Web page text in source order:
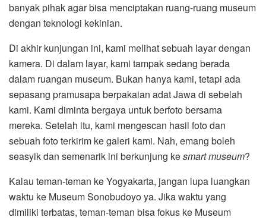
banyak pihak agar bisa menciptakan ruang-ruang museum
dengan teknologi kekinian.
Di akhir kunjungan ini, kami melihat sebuah layar dengan
kamera. Di dalam layar, kami tampak sedang berada
dalam ruangan museum. Bukan hanya kami, tetapi ada
sepasang pramusapa berpakaian adat Jawa di sebelah
kami. Kami diminta bergaya untuk berfoto bersama
mereka. Setelah itu, kami mengescan hasil foto dan
sebuah foto terkirim ke galeri kami. Nah, emang boleh
seasyik dan semenarik ini berkunjung kesmart museum?
Kalau teman-teman ke Yogyakarta, jangan lupa luangkan
waktu ke Museum Sonobudoyo ya. Jika waktu yang
dimiliki terbatas, teman-teman bisa fokus ke Museum